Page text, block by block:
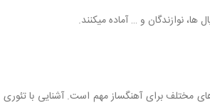
نوازندگان و … آماده میکنند.
برای آهنگساز مهم است. آشنایی با